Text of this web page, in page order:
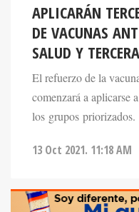
APLICARÁN
DE VACUNAS
SALUD Y
El refuerzo de la
comenzará a aplicarse
los grupos priorizados.
13 Oct 2021. 11:18 AM